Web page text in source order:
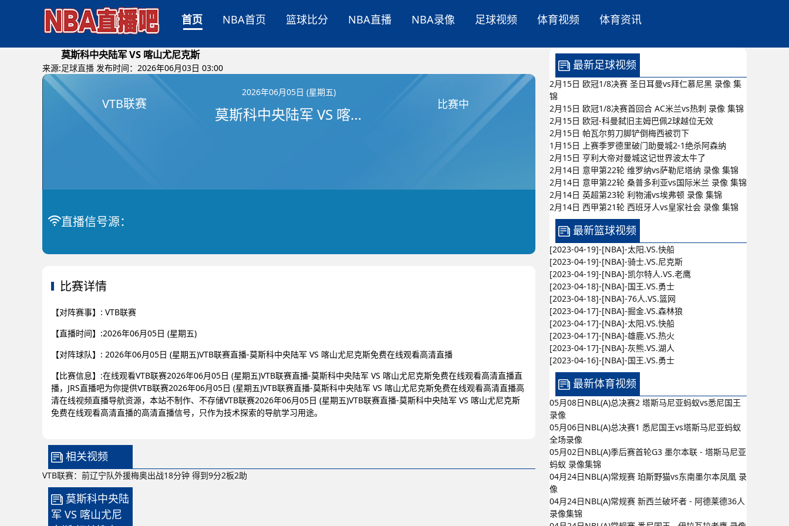
首页 NBA首页 篮球比分 NBA直播 NBA录像 足球视频 体育视频 体育资讯
莫斯科中央陆军 VS 喀山尤尼克斯
来源:足球直播 发布时间：2026年06月03日 03:00
VTB联赛
2026年06月05日 (星期五)
莫斯科中央陆军 VS 喀山尤尼克斯
比赛中
直播信号源：
比赛详情
【对阵赛事】: VTB联赛
【直播时间】:2026年06月05日 (星期五)
【对阵球队】: 2026年06月05日 (星期五)VTB联赛直播-莫斯科中央陆军 VS 喀山尤尼克斯免费在线观看高清直播
【比赛信息】:在线观看VTB联赛2026年06月05日 (星期五)VTB联赛直播-莫斯科中央陆军 VS 喀山尤尼克斯免费在线观看高清直播直
播，JRS直播吧为你提供VTB联赛2026年06月05日 (星期五)VTB联赛直播-莫斯科中央陆军 VS 喀山尤尼克斯免费在线观看高清直播高
清在线视频直播导航资源，本站不制作、不存储VTB联赛2026年06月05日 (星期五)VTB联赛直播-莫斯科中央陆军 VS 喀山尤尼克斯
免费在线观看高清直播的高清直播信号，只作为技术探索的导航学习用途。
相关视频
VTB联赛：前辽宁队外援梅奥出战18分钟 得到9分2板2助
莫斯科中央陆
军 VS 喀山尤尼
最新足球视频
2月15日 欧冠1/8决赛 圣日耳曼vs拜仁慕尼黑 录像 集
锦
2月15日 欧冠1/8决赛首回合 AC米兰vs热刺 录像 集锦
2月15日 欧冠-科曼弑旧主姆巴佩2球越位无效
2月15日 帕瓦尔剪刀脚铲倒梅西被罚下
1月15日 上赛季罗德里破门助曼城2-1绝杀阿森纳
2月15日 亨利大帝对曼城这记世界波太牛了
2月14日 意甲第22轮 维罗纳vs萨勒尼塔纳 录像 集锦
2月14日 意甲第22轮 桑普多利亚vs国际米兰 录像 集锦
2月14日 英超第23轮 利物浦vs埃弗顿 录像 集锦
2月14日 西甲第21轮 西班牙人vs皇家社会 录像 集锦
最新篮球视频
[2023-04-19]-[NBA]-太阳.VS.快船
[2023-04-19]-[NBA]-骑士.VS.尼克斯
[2023-04-19]-[NBA]-凯尔特人.VS.老鹰
[2023-04-18]-[NBA]-国王.VS.勇士
[2023-04-18]-[NBA]-76人.VS.篮网
[2023-04-17]-[NBA]-掘金.VS.森林狼
[2023-04-17]-[NBA]-太阳.VS.快船
[2023-04-17]-[NBA]-雄鹿.VS.热火
[2023-04-17]-[NBA]-灰熊.VS.湖人
[2023-04-16]-[NBA]-国王.VS.勇士
最新体育视频
05月08日NBL(A)总决赛2 塔斯马尼亚蚂蚁vs悉尼国王
录像
05月06日NBL(A)总决赛1 悉尼国王vs塔斯马尼亚蚂蚁
全场录像
05月02日NBL(A)季后赛首轮G3 墨尔本联 - 塔斯马尼亚
蚂蚁 录像集锦
04月24日NBL(A)常规赛 珀斯野猫vs东南墨尔本凤凰 录
像
04月24日NBL(A)常规赛 新西兰破坏者 - 阿德莱德36人
录像集锦